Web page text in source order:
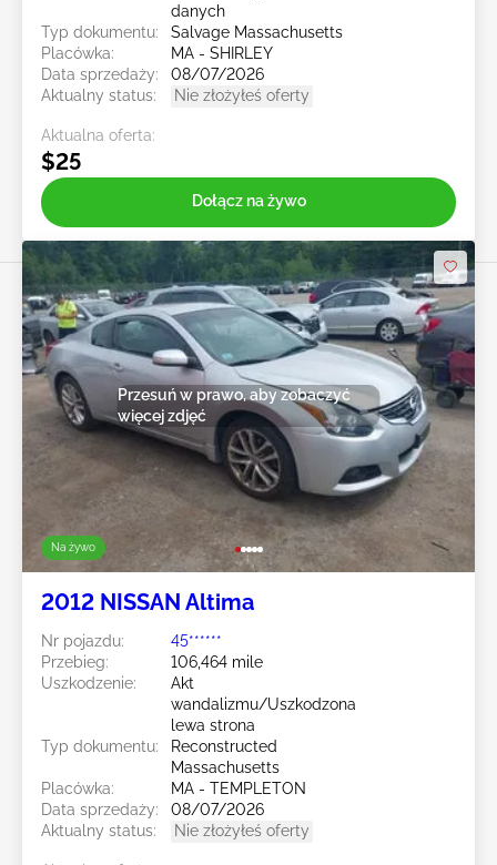
danych
Typ dokumentu:
Salvage Massachusetts
Placówka:
MA - SHIRLEY
Data sprzedaży:
08/07/2026
Aktualny status:
Nie złożyłeś oferty
Aktualna oferta:
$25
Dołącz na żywo
Na żywo
Przesuń w prawo, aby zobaczyć
więcej zdjęć
2012 NISSAN Altima
Nr pojazdu:
45******
Przebieg:
106,464 mile
Uszkodzenie:
Akt
wandalizmu/Uszkodzona
lewa strona
Typ dokumentu:
Reconstructed
Massachusetts
Placówka:
MA - TEMPLETON
Data sprzedaży:
08/07/2026
Aktualny status:
Nie złożyłeś oferty